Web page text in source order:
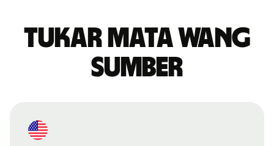
Tukar mata wang
sumber